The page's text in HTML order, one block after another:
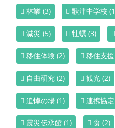
林業 (3) 歌津中学校
減災 (5) 牡蠣 (3)
移住体験 (2) 移住支
自由研究 (2) 観光 (2)
追悼の場 (1) 連携協定
震災伝承館 (1) 食 (2)